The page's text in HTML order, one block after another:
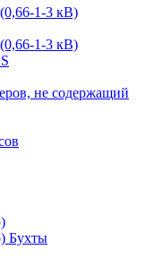
1-3 кВ)
1-3 кВ)
не содержащий
Бухты